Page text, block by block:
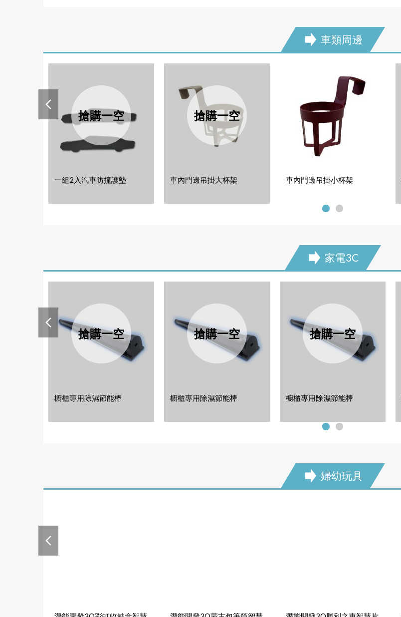
車類周邊
搶購一空
一組2入汽車防撞護墊
搶購一空
車內門邊吊掛大杯架 車內門邊吊掛小杯架
家電3C
搶購一空
櫥櫃專用除濕節能棒
搶購一空
櫥櫃專用除濕節能棒
搶購一空
櫥櫃專用除濕節能棒
next
婦幼玩具